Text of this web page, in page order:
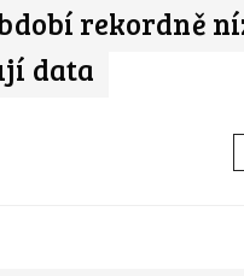
rekordně
data